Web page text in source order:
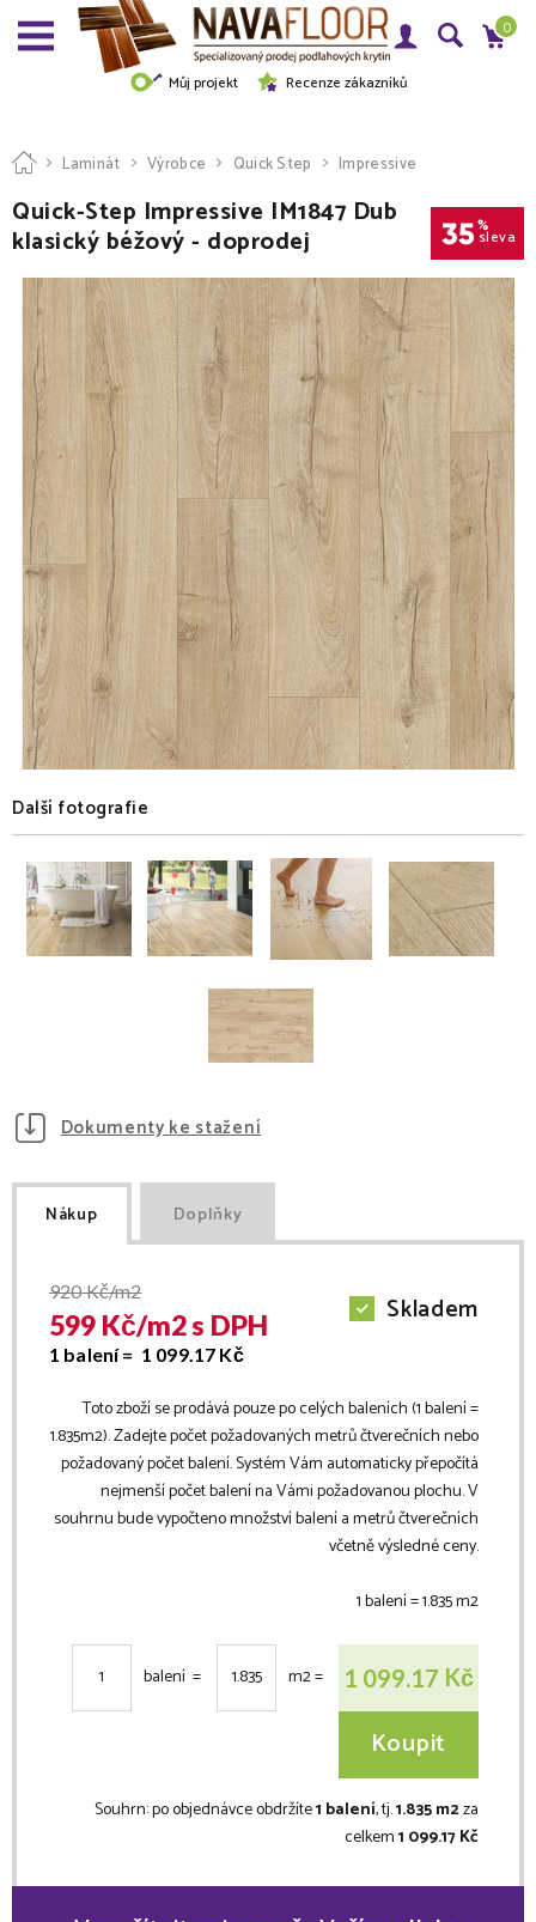
Můj projekt Recenze zákazníků
0
Laminát Výrobce Quick Step Impressive
Quick-Step Impressive IM1847 Dub
klasický béžový - doprodej 35 %
sleva
Další fotografie
Dokumenty ke stažení
Nákup Doplňky
920Kč/m2
599 Kč/m2s DPH
1 balení = 1 099.17 Kč
Skladem
Toto zboží se prodává pouze po celých baleních (1 balení =
1.835m2). Zadejte počet požadovaných metrů čtverečních nebo
požadovaný počet balení. Systém Vám automaticky přepočítá
nejmenší počet balení na Vámi požadovanou plochu. V
souhrnu bude vypočteno množství balení a metrů čtverečních
včetně výsledné ceny.
1 balení =1.835m2
balení = m2= 1 099.17 Kč
Koupit
Souhrn:po objednávce obdržíte1 balení, tj.1.835 m2za
celkem1 099.17 Kč